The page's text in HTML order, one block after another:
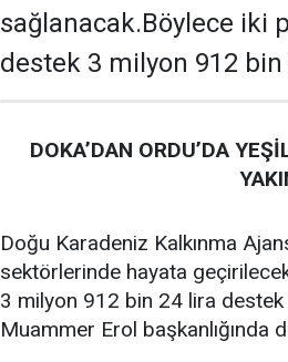
sağlanacak.Böylece iki
destek 3 milyon 912 bin
DOKA’DAN ORDU’DA
Doğu Karadeniz Kalkınma
sektörlerinde hayata
3 milyon 912 bin 24 lira
Muammer Erol başkanlığında